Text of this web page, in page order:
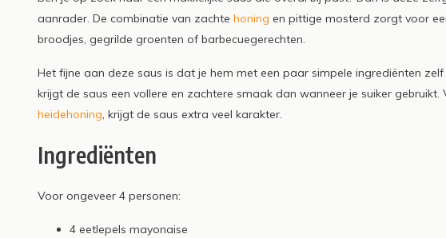
aanrader. De combinatie van zachte honing en pittige mosterd zorgt voor
broodjes, gegrilde groenten of barbecuegerechten.
Het fijne aan deze saus is dat je hem met een paar simpele ingrediënten
krijgt de saus een vollere en zachtere smaak dan wanneer je suiker
heidehoning, krijgt de saus extra veel karakter.
Ingrediënten
Voor ongeveer 4 personen:
4 eetlepels mayonaise
Lees meer